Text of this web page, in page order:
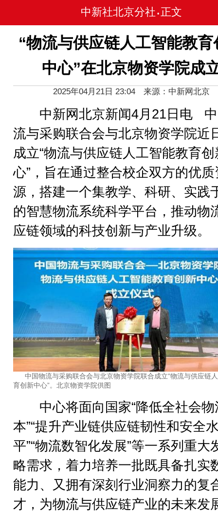
中新社北京分社 • 正文
“物流与供应链人工智能教育
中心”在北京物资学院成
2025年04月21日 23:04 来源：中新网北京
中新网北京新闻4月21日电 中
流与采购联合会与北京物资学院近
成立“物流与供应链人工智能教育
心”，旨在通过整合校企双方的优质
源，搭建一个集教学、科研、实践
的智慧物流系统科学平台，推动物
应链领域的科技创新与产业升级。
中国物流与采购联合会与北京物资学院联合成立“物流与供应链
育创新中心”。北京物资学院供图
中心将面向国家“降低全社会物
本”“提升产业链供应链韧性和安全
平”“物流数智化发展”等一系列重大
略需求，着力培养一批既具备扎实
能力、又拥有深刻行业洞察力的复
才，为物流与供应链产业的未来发